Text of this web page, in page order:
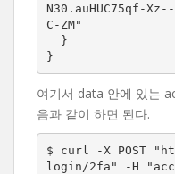
N30.auHUC75qf-Xz--
C-ZM"
}
여기서 data 안에 있는
음과 같이 하면 된다.
$ curl -X POST
login/2fa" -H